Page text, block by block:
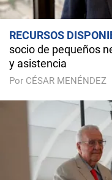
RECURSOS
socio de pequeños
y asistencia
Por CÉSAR MENÉNDEZ